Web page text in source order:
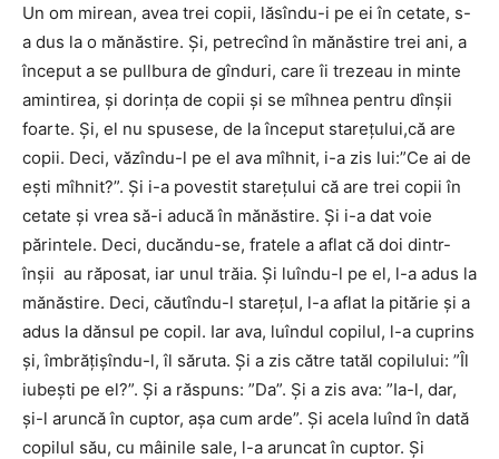
Un om mirean, avea trei copii, lăsîndu-i pe ei în cetate, s-
a dus la o mănăstire. Și, petrecînd în mănăstire trei ani, a
început a se pullbura de gînduri, care îi trezeau in minte
amintirea, și dorința de copii și se mîhnea pentru dînșii
foarte. Și, el nu spusese, de la început starețului,că are
copii. Deci, văzîndu-l pe el ava mîhnit, i-a zis lui:”Ce ai de
ești mîhnit?”. Și i-a povestit starețului că are trei copii în
cetate și vrea să-i aducă în mănăstire. Și i-a dat voie
părintele. Deci, ducăndu-se, fratele a aflat că doi dintr-
înșii au răposat, iar unul trăia. Și luîndu-l pe el, l-a adus la
mănăstire. Deci, căutîndu-l starețul, l-a aflat la pitărie și a
adus la dănsul pe copil. Iar ava, luîndul copilul, l-a cuprins
și, îmbrățișîndu-l, îl săruta. Și a zis către tatăl copilului: ”Îl
iubești pe el?”. Și a răspuns: ”Da”. Și a zis ava: ”Ia-l, dar,
și-l aruncă în cuptor, așa cum arde”. Și acela luînd în dată
copilul său, cu mâinile sale, l-a aruncat în cuptor. Și